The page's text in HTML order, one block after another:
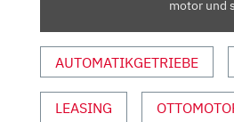
|
AUTO
MOTOR
UND
motor und
AUTOMATIKGETRIEBE
LEASING